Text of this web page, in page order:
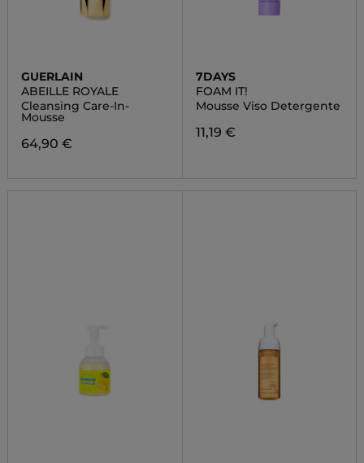
GUERLAIN
ABEILLE ROYALE
Cleansing Care-In-
Mousse
64,90 €
7DAYS
FOAM IT!
Mousse Viso Detergente
11,19 €